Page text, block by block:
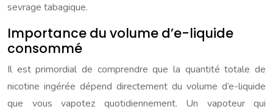
sevrage tabagique.
Importance du volume d’e-liquide
consommé
Il est primordial de comprendre que la quantité totale de
nicotine ingérée dépend directement du volume d’e-liquide
que vous vapotez quotidiennement. Un vapoteur qui